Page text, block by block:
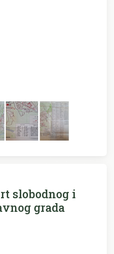
slobodnog i
grada